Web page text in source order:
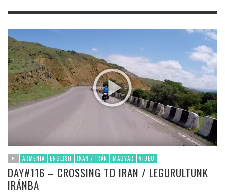
ARMENIA ENGLISH IRAN / IRÁN MAGYAR VIDEO
DAY#116 – CROSSING TO IRAN / LEGURULTUNK
IRÁNBA